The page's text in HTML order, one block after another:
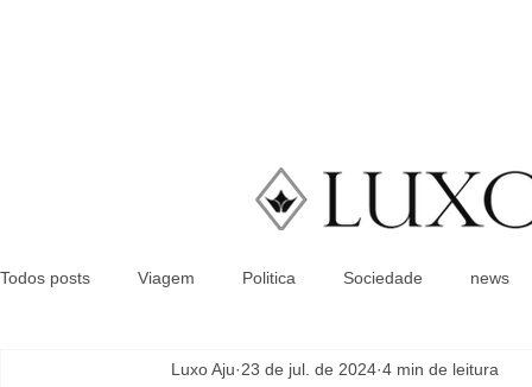
Todos posts Viagem Politica Sociedade news
Luxo Aju 23 de jul. de 2024 4 min de leitura